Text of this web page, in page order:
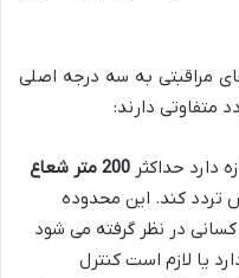
مراقبتی به سه درجه اصلی
متفاوتی دارند:
دارد حداکثر 200 متر شعاع
کند. این محدوده
در نظر گرفته می شود
یا لازم است کنترل